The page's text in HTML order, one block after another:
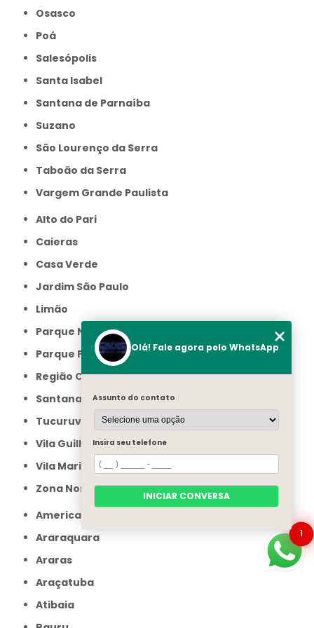
Osasco
Poá
Salesópolis
Santa Isabel
Santana de Parnaíba
Suzano
São Lourenço da Serra
Taboão da Serra
Vargem Grande Paulista
Alto do Pari
Caieras
Casa Verde
Jardim São Paulo
Limão
Parque Novo Mundo
Parque Peruche
Região Central
Santana
Tucuruvi
Vila Guilherme
Vila Maria
Zona Norte
Americana
Araraquara
Araras
Araçatuba
Atibaia
1
Olá! Fale agora pelo WhatsApp
Assunto do contato
Insira seu telefone
INICIAR CONVERSA